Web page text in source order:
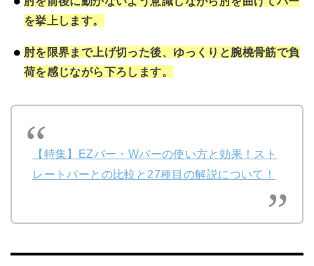
を挙上します。
肘を限界まで上げ切った後、ゆっくりと腕橈骨筋で負
荷を感じながら下ろします。
【特集】EZバー・Wバーの使い方と効果！スト
レートバーとの比較と27種目の解説について！